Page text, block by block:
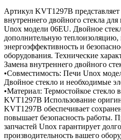
Артикул KVT1297B
внутреннего двойного стекла
Unox модели 06EU. Двойное
дополнительную
энергоэффективность и
оборудования. Технические
Замена внутреннего двойного
•Совместимость: Печи Unox
Двойное стекло и необходимые
•Материал: Термостойкое стекло
KVT1297B Использование
KVT1297B обеспечивает
повышает безопасность работы.
запчастей Unox гарантирует
производительность вашего